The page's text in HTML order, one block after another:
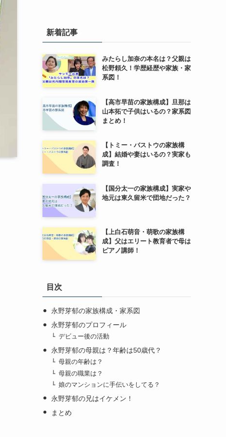
新着記事
みたらし加奈の本名は？父親は
松野頼久！学歴経歴や家族・家
系図！
【高市早苗の家族構成】旦那は
山本拓で子供はいるの？家系図
まとめ！
【トミー・バストウの家族構
成】結婚や妻はいるの？実家も
調査！
【国分太一の家族構成】実家や
地元は東久留米で団地だった？
【上白石萌音・萌歌の家族構
成】父はエリート教育者で母は
ピアノ講師！
目次
永野芽郁の家族構成・家系図
永野芽郁のプロフィール
デビュー後の活動
永野芽郁の母親は？年齢は50歳代？
母親の年齢は？
母親の職業は？
娘のマンションに手伝いをしてる？
永野芽郁の兄はイケメン！
まとめ